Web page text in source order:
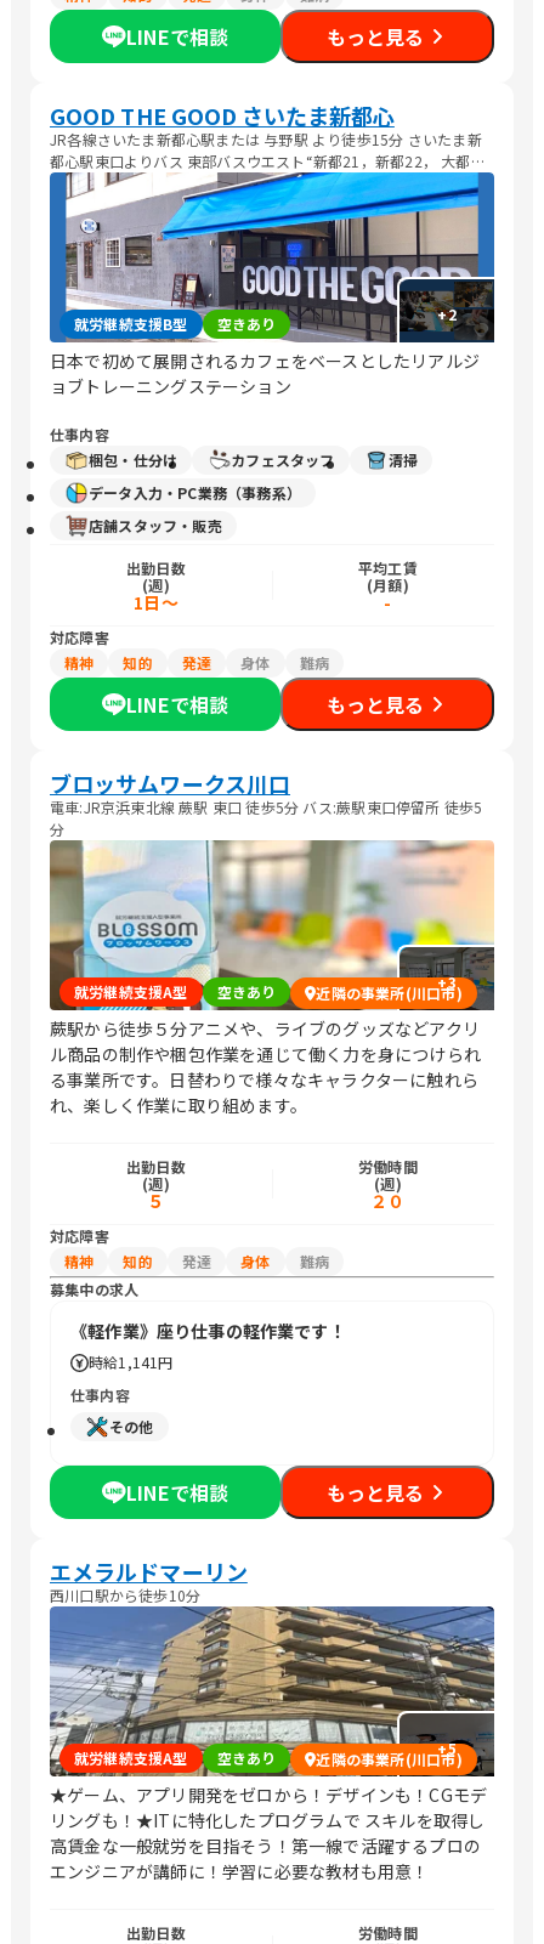
LINEで相談 もっと見る
GOOD THE GOOD さいたま新都心
JR各線さいたま新都心駅または 与野駅 より徒歩15分 さいたま新
都心駅東口よりバス 東部バスウエスト“新都21，新都22， 大都
23”より『上木崎』バス停徒歩1分
+2
就労継続支援B型 空きあり
日本で初めて展開されるカフェをベースとしたリアルジ
ョブトレーニングステーション
仕事内容
梱包・仕分け
カフェスタッフ
清掃
データ入力・PC業務（事務系）
店舗スタッフ・販売
出勤日数
(週)
1日～
平均工賃
(月額)
-
対応障害
精神
知的 発達 身体 難病
LINEで相談 もっと見る
ブロッサムワークス川口
電車:JR京浜東北線 蕨駅 東口 徒歩5分 バス:蕨駅東口停留所 徒歩5
分
+3
就労継続支援A型 空きあり 近隣の事業所(川口市)
蕨駅から徒歩５分アニメや、ライブのグッズなどアクリ
ル商品の制作や梱包作業を通じて働く力を身につけられ
る事業所です。日替わりで様々なキャラクターに触れら
れ、楽しく作業に取り組めます。
出勤日数
(週)
５
労働時間
(週)
２０
対応障害
精神
知的 発達 身体
難病
募集中の求人
《軽作業》座り仕事の軽作業です！
時給1,141円
仕事内容
その他
LINEで相談 もっと見る
エメラルドマーリン
西川口駅から徒歩10分
+5
就労継続支援A型 空きあり 近隣の事業所(川口市)
★ゲーム、アプリ開発をゼロから！デザインも！CGモデ
リングも！★ITに特化したプログラムで スキルを取得し
高賃金な一般就労を目指そう！第一線で活躍するプロの
エンジニアが講師に！学習に必要な教材も用意！
出勤日数
労働時間